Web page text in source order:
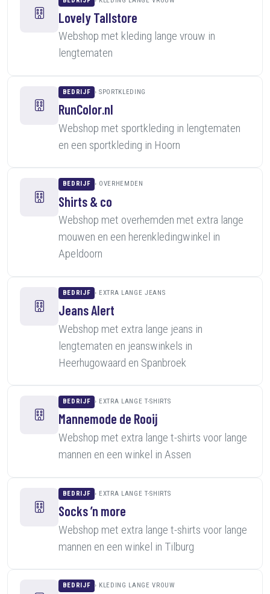
Lovely Tallstore
Webshop met kleding lange vrouw in
lengtematen
BEDRIJF SPORTKLEDING
RunColor.nl
Webshop met sportkleding in lengtematen
en een sportkleding in Hoorn
BEDRIJF OVERHEMDEN
Shirts & co
Webshop met overhemden met extra lange
mouwen en een herenkledingwinkel in
Apeldoorn
BEDRIJF EXTRA LANGE JEANS
Jeans Alert
Webshop met extra lange jeans in
lengtematen en jeanswinkels in
Heerhugowaard en Spanbroek
BEDRIJF EXTRA LANGE T-SHIRTS
Mannemode de Rooij
Webshop met extra lange t-shirts voor lange
mannen en een winkel in Assen
BEDRIJF EXTRA LANGE T-SHIRTS
Socks ’n more
Webshop met extra lange t-shirts voor lange
mannen en een winkel in Tilburg
BEDRIJF KLEDING LANGE VROUW